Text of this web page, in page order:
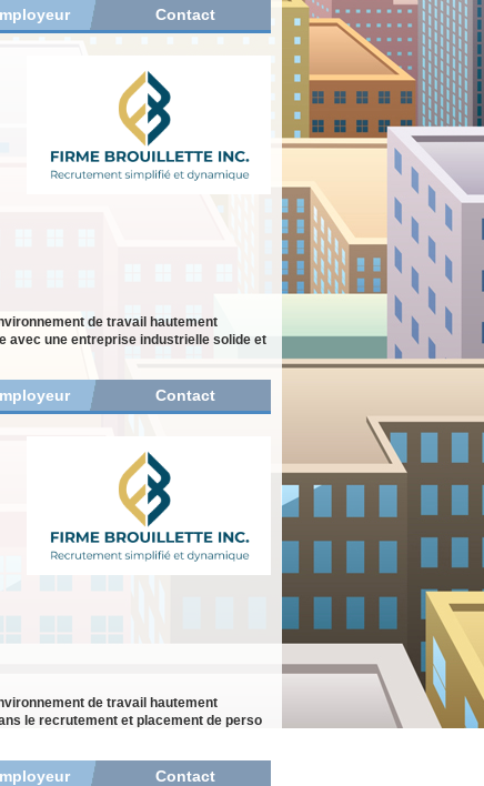
Contact
de travail hautement
avec une entreprise industrielle solide et
Contact
de travail hautement
le recrutement et placement de perso
Contact